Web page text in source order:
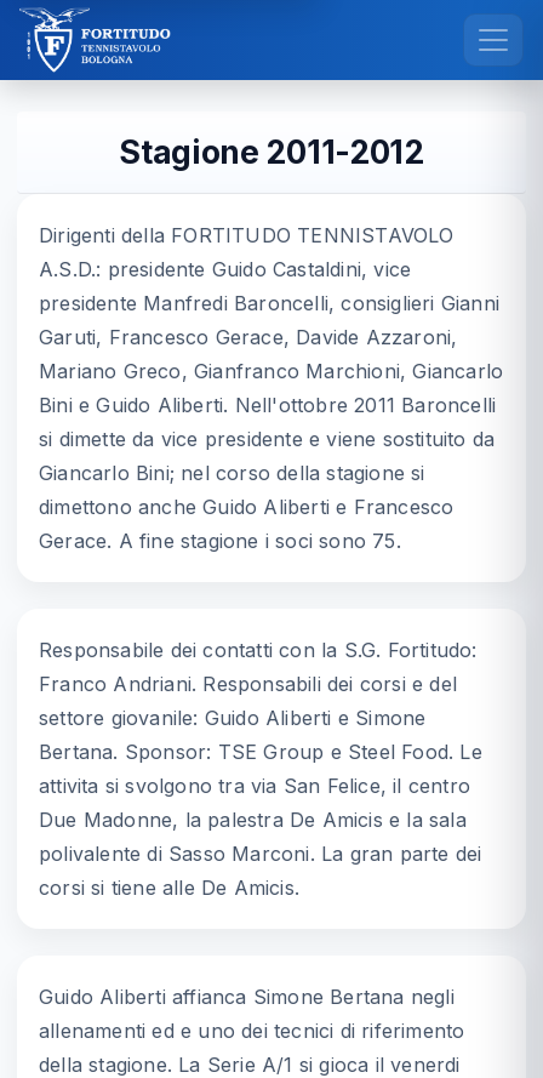
Stagione 2011-2012
Dirigenti della FORTITUDO TENNISTAVOLO
A.S.D.: presidente Guido Castaldini, vice
presidente Manfredi Baroncelli, consiglieri Gianni
Garuti, Francesco Gerace, Davide Azzaroni,
Mariano Greco, Gianfranco Marchioni, Giancarlo
Bini e Guido Aliberti. Nell'ottobre 2011 Baroncelli
si dimette da vice presidente e viene sostituito da
Giancarlo Bini; nel corso della stagione si
dimettono anche Guido Aliberti e Francesco
Gerace. A fine stagione i soci sono 75.
Responsabile dei contatti con la S.G. Fortitudo:
Franco Andriani. Responsabili dei corsi e del
settore giovanile: Guido Aliberti e Simone
Bertana. Sponsor: TSE Group e Steel Food. Le
attivita si svolgono tra via San Felice, il centro
Due Madonne, la palestra De Amicis e la sala
polivalente di Sasso Marconi. La gran parte dei
corsi si tiene alle De Amicis.
Guido Aliberti affianca Simone Bertana negli
allenamenti ed e uno dei tecnici di riferimento
della stagione. La Serie A/1 si gioca il venerdi